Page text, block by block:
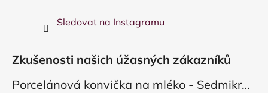
Sledovat na Instagramu
Zkušenosti našich úžasných zákazníků
Porcelánová konvička na mléko - Sedmikráska